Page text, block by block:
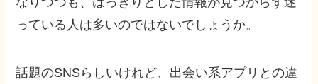
っている人は多いのではないでしょうか。
話題のSNSらしいけれど、出会い系アプリとの違